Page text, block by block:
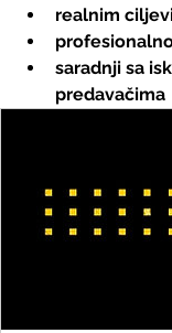
realnim
saradnji sa
predavačima